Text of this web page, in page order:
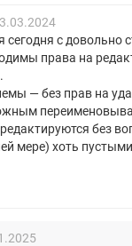
сегодня с довольно
права на
— без прав на
без
мере) хоть